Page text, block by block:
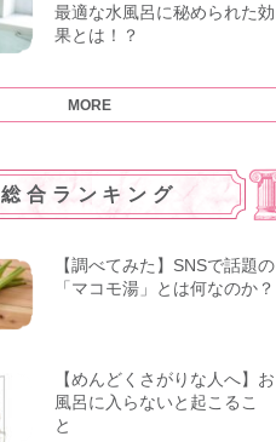
最適な水風呂に秘められた効
果とは！？
MORE
総合ランキング
【調べてみた】SNSで話題の
「マコモ湯」とは何なのか？
【めんどくさがりな人へ】お
風呂に入らないと起こるこ
と